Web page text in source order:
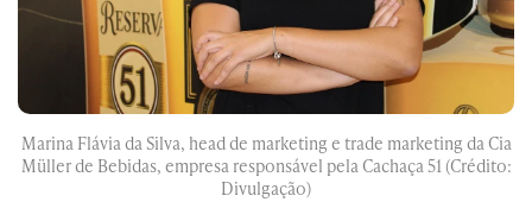
Marina Flávia da Silva, head de marketing e trade marketing da Cia
Müller de Bebidas, empresa responsável pela Cachaça 51 (Crédito:
Divulgação)